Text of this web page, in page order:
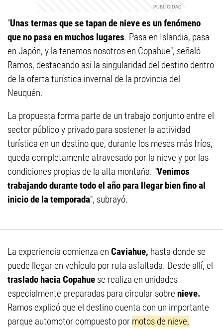
"Unas termas que se tapan de nieve es un fenómeno
que no pasa en muchos lugares. Pasa en Islandia, pasa
en Japón, y la tenemos nosotros en Copahue", señaló
Ramos, destacando así la singularidad del destino dentro
de la oferta turística invernal de la provincia del
Neuquén.
La propuesta forma parte de un trabajo conjunto entre el
sector público y privado para sostener la actividad
turística en un destino que, durante los meses más fríos,
queda completamente atravesado por la nieve y por las
condiciones propias de la alta montaña. "Venimos
trabajando durante todo el año para llegar bien fino al
inicio de la temporada", subrayó.
La experiencia comienza en Caviahue, hasta donde se
puede llegar en vehículo por ruta asfaltada. Desde allí, el
traslado hacia Copahue se realiza en unidades
especialmente preparadas para circular sobre nieve.
Ramos explicó que el destino cuenta con un importante
parque automotor compuesto por motos de nieve,